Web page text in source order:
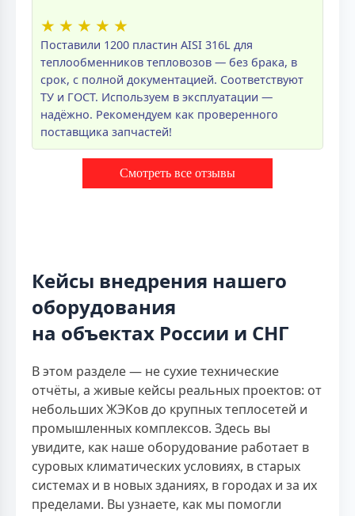
★ ★ ★ ★ ★
Поставили 1200 пластин AISI 316L для
теплообменников тепловозов — без брака, в
срок, с полной документацией. Соответствуют
ТУ и ГОСТ. Используем в эксплуатации —
надёжно. Рекомендуем как проверенного
поставщика запчастей!
Смотреть все отзывы
Кейсы внедрения нашего
оборудования
на объектах России и СНГ
В этом разделе — не сухие технические
отчёты, а живые кейсы реальных проектов: от
небольших ЖЭКов до крупных теплосетей и
промышленных комплексов. Здесь вы
увидите, как наше оборудование работает в
суровых климатических условиях, в старых
системах и в новых зданиях, в городах и за их
пределами. Вы узнаете, как мы помогли